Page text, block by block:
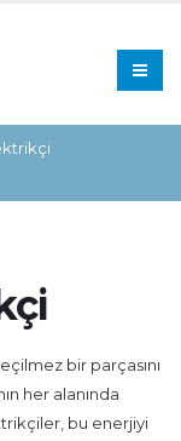
bir parçasını
her alanında
bu enerjiyi